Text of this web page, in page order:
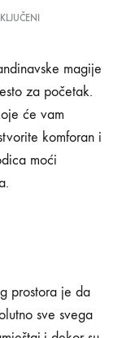
DA
EKSPERIMENTIŠETE
SA
STILOM
magije
za početak.
će vam
komforan i
moći
prostora je da
sve svega